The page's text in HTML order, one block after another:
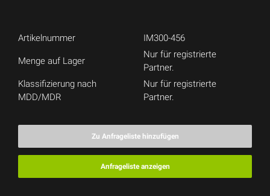
Artikelnummer IM300-456
Menge auf Lager
Nur für registrierte
Partner.
Klassifizierung nach
MDD/MDR
Nur für registrierte
Partner.
Zu Anfrageliste hinzufügen
Anfrageliste anzeigen